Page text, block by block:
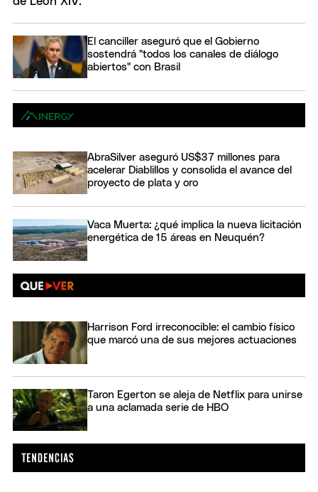
El canciller aseguró que el Gobierno
sostendrá "todos los canales de diálogo
abiertos" con Brasil
AbraSilver aseguró US$37 millones para
acelerar Diablillos y consolida el avance del
proyecto de plata y oro
Vaca Muerta: ¿qué implica la nueva licitación
energética de 15 áreas en Neuquén?
Harrison Ford irreconocible: el cambio físico
que marcó una de sus mejores actuaciones
Taron Egerton se aleja de Netflix para unirse
a una aclamada serie de HBO